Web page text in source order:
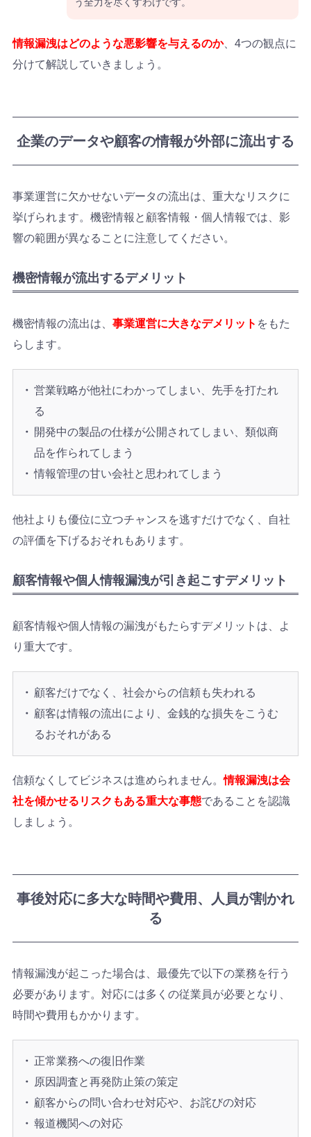
情報漏洩はどのような悪影響を与えるのか、4つの観点に
分けて解説していきましょう。
企業のデータや顧客の情報が外部に流出する
事業運営に欠かせないデータの流出は、重大なリスクに
挙げられます。機密情報と顧客情報・個人情報では、影
響の範囲が異なることに注意してください。
機密情報が流出するデメリット
機密情報の流出は、 事業運営に大きなデメリット をもた
らします。
営業戦略が他社にわかってしまい、先手を打たれ
る
開発中の製品の仕様が公開されてしまい、類似商
品を作られてしまう
情報管理の甘い会社と思われてしまう
他社よりも優位に立つチャンスを逃すだけでなく、自社
の評価を下げるおそれもあります。
顧客情報や個人情報漏洩が引き起こすデメリット
顧客情報や個人情報の漏洩がもたらすデメリットは、よ
り重大です。
顧客だけでなく、社会からの信頼も失われる
顧客は情報の流出により、金銭的な損失をこうむ
るおそれがある
信頼なくしてビジネスは進められません。情報漏洩は会
社を傾かせるリスクもある重大な事態であることを認識
しましょう。
事後対応に多大な時間や費用、人員が割かれ
る
情報漏洩が起こった場合は、最優先で以下の業務を行う
必要があります。対応には多くの従業員が必要となり、
時間や費用もかかります。
正常業務への復旧作業
原因調査と再発防止策の策定
顧客からの問い合わせ対応や、お詫びの対応
報道機関への対応